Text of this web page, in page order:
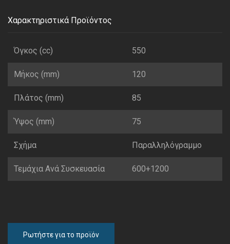
Χαρακτηριστικά Προϊόντος
Όγκος (cc) 550
Μήκος (mm) 120
Πλάτος (mm) 85
Ύψος (mm) 75
Σχήμα Παραλληλόγραμμο
Τεμάχια Ανά Συσκευασία 600+1200
Ρωτήστε για το προϊόν